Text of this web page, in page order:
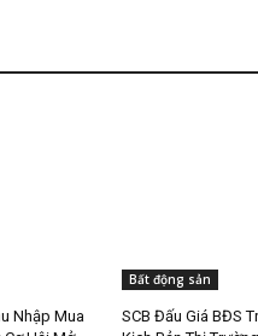
Nhập Mua
Bất động sản
SCB Đấu Giá BĐS